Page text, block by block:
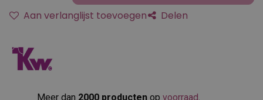
Aan verlanglijst toevoegen Delen
Meer dan 2000 producten op voorraad